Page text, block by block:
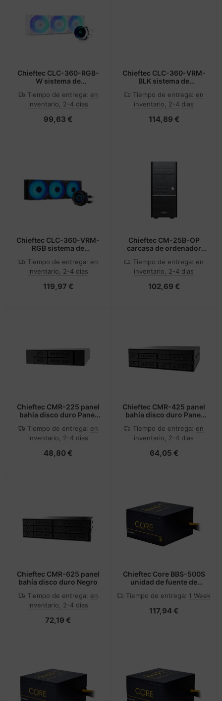
Chieftec CLC-360-RGB-
W sistema de
ordenador Carcasa del
ordenador Sistema de
todo en uno 12 cm
Tiempo de entrega: en
inventario, 2-4 dias
99,63 €
Chieftec CLC-360-VRM-
BLK sistema de
ordenador Carcasa del
ordenador Sistema de
todo en uno 12 cm Negro
Tiempo de entrega: en
inventario, 2-4 dias
114,89 €
Chieftec CLC-360-VRM-
RGB sistema de
ordenador Carcasa del
ordenador Sistema de
todo en uno 12 cm Negro
Tiempo de entrega: en
inventario, 2-4 dias
119,97 €
Chieftec CM-25B-OP
carcasa de ordenador
Tiempo de entrega: en
inventario, 2-4 dias
102,69 €
Chieftec CMR-225 panel
bahía disco duro Panel
Tiempo de entrega: en
inventario, 2-4 dias
48,80 €
Chieftec CMR-425 panel
bahía disco duro Panel
Tiempo de entrega: en
inventario, 2-4 dias
64,05 €
Chieftec CMR-625 panel
bahía disco duro Negro
Tiempo de entrega: en
inventario, 2-4 dias
72,19 €
Chieftec Core BBS-500S
unidad de fuente de
pin ATX PS/2 Negro
Tiempo de entrega: 1 Week
117,94 €